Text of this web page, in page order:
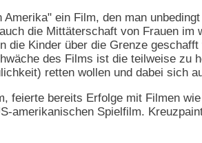
ein Film, den man
die Mittäterschaft von Frauen im
Kinder über die Grenze
des Films ist die teilweise zu
retten wollen und dabei sich
feierte bereits Erfolge mit Filmen
amerikanischen Spielfilm.